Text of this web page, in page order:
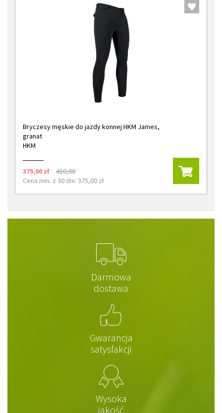
Bryczesy męskie do jazdy konnej HKM James,
granat
HKM
375,00 zł
410,00
Cena min. z 30 dni: 375,00 zł
Darmowa
dostawa
Gwarancja
satysfakcji
Wysoka
jakość